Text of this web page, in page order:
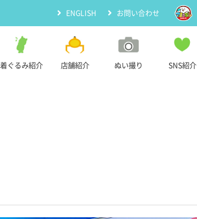
ENGLISH お問い合わせ
着ぐるみ紹介 店舗紹介 ぬい撮り SNS紹介